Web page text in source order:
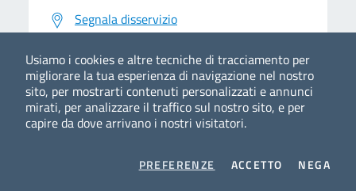
Segnala disservizio
Usiamo i cookies e altre tecniche di tracciamento per
migliorare la tua esperienza di navigazione nel nostro
sito, per mostrarti contenuti personalizzati e annunci
mirati, per analizzare il traffico sul nostro sito, e per
capire da dove arrivano i nostri visitatori.
PREFERENZE COOKIES
ACCETTO I COOKIES
NEGAI
Comune di Segrate